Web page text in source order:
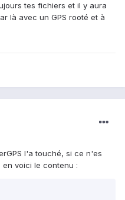
tes fichiers et il y aura
là avec un GPS rooté et à
l'a touché, si ce n'es
voici le contenu :